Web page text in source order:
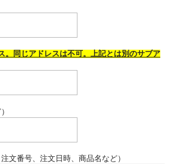
。同じアドレスは不可。上記とは別のサブア
文番号、注文日時、商品名など）